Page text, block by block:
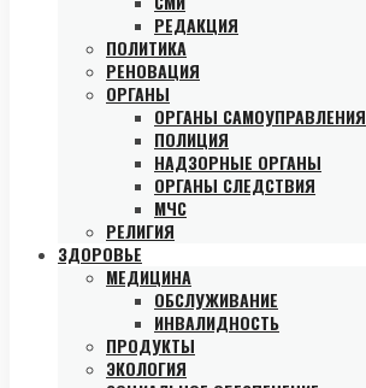
РЕДАКЦИЯ
ПОЛИТИКА
РЕНОВАЦИЯ
ОРГАНЫ
ОРГАНЫ САМОУПРАВЛЕНИЯ
ПОЛИЦИЯ
НАДЗОРНЫЕ ОРГАНЫ
ОРГАНЫ СЛЕДСТВИЯ
МЧС
РЕЛИГИЯ
ЗДОРОВЬЕ
МЕДИЦИНА
ОБСЛУЖИВАНИЕ
ИНВАЛИДНОСТЬ
ПРОДУКТЫ
ЭКОЛОГИЯ